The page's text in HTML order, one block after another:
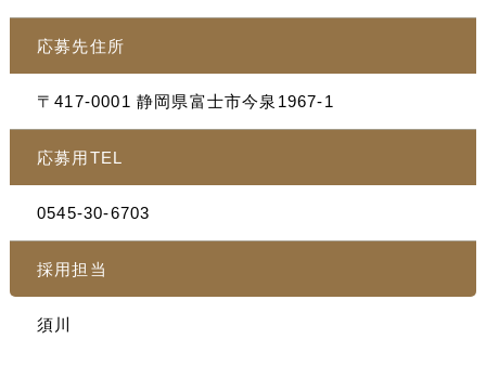
応募先住所
〒417-0001 静岡県富士市今泉1967-1
応募用TEL
0545-30-6703
採用担当
須川